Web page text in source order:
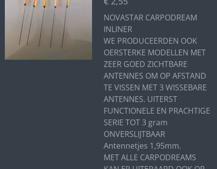
NOVASTAR CARPODREAM
INLINER
WE PRODUCEERDEN OOK
OERSTERKE MODELLEN MET
ZEER GOED ZICHTBARE
ANTENNES OM OP AFSTAND
TE VISSEN MET 3 WISSEBARE
ANTENNES. UITERST
FUNCTIONELE EN PRACHTIGE
SERIE TOT 3 gram
ONVERSLIJTBAAR
Antennetjes 1,95mm.
MET ALLE CARPODREAMS